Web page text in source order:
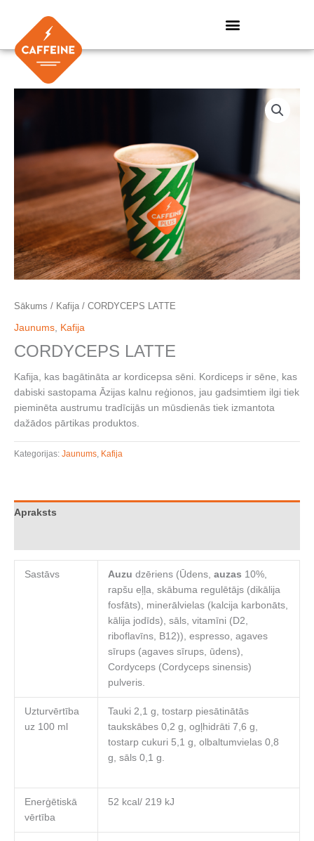
content
Sākums / Kafija / CORDYCEPS LATTE
Jaunums Kafija
CORDYCEPS LATTE
Kafija, kas bagātināta ar kordicepsa sēni. Kordiceps ir sēne, kas
dabiski sastopama Āzijas kalnu reģionos, jau gadsimtiem ilgi tiek
pieminēta austrumu tradīcijās un mūsdienās tiek izmantota
dažādos pārtikas produktos.
Kategorijas: Jaunums, Kafija
Apraksts
Sastāvs Auzu dzēriens (Ūdens, auzas 10%,
rapšu eļļa, skābuma regulētājs (dikālija
fosfāts), minerālvielas (kalcija karbonāts,
kālija jodīds), sāls, vitamīni (D2,
riboflavīns, B12)), espresso, agaves
sīrups (agaves sīrups, ūdens),
Cordyceps (Cordyceps sinensis)
pulveris.
Uzturvērtība
uz 100 ml
Tauki 2,1 g, tostarp piesātinātās
taukskābes 0,2 g, ogļhidrāti 7,6 g,
tostarp cukuri 5,1 g, olbaltumvielas 0,8
g, sāls 0,1 g.
Enerģētiskā
vērtība
52 kcal/ 219 kJ